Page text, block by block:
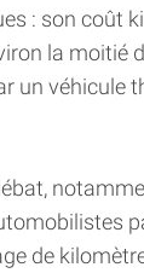
: son coût
la moitié
un véhicule
de